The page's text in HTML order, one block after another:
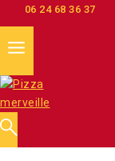
06 24 68 36 37